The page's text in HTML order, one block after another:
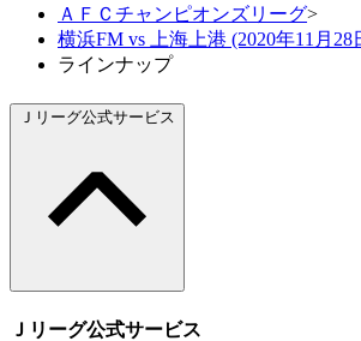
ＡＦＣチャンピオンズリーグ>
横浜FM vs 上海上港 (2020年11月28
ラインナップ
Ｊリーグ公式サービス
Ｊリーグ公式サービス